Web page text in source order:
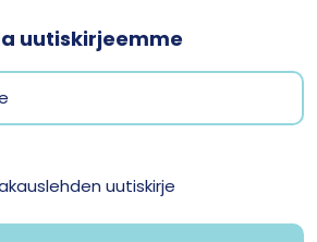
uutiskirjeemme
uutiskirje